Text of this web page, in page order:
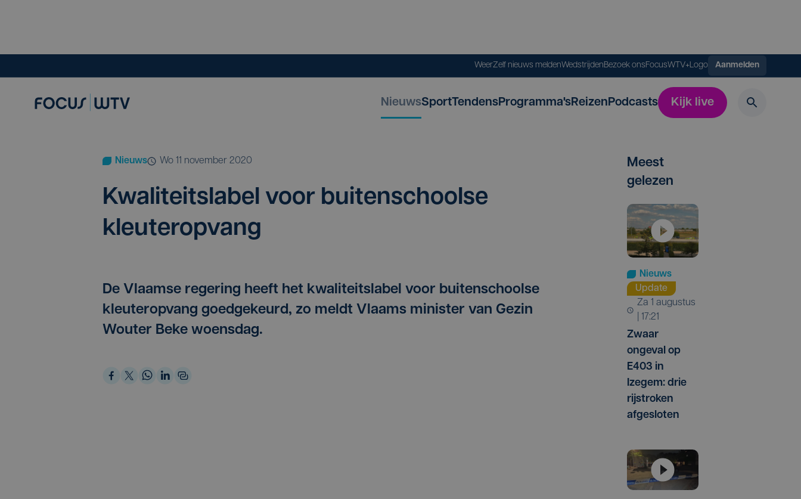
WeerZelf nieuws meldenWedstrijdenBezoek onsFocusWTV+Logo Aanmelden
NieuwsSportTendensProgramma'sReizenPodcasts Kijk live
Nieuws wo 11 november 2020
Kwa­li­teits­la­bel voor bui­ten­school­se
kleuteropvang
De Vlaamse regering heeft het kwaliteitslabel voor buitenschoolse
kleuteropvang goedgekeurd, zo meldt Vlaams minister van Gezin
Wouter Beke woensdag.
Meest
gelezen
Nieuws
Update
za 1 augustus
| 17:21
Zwaar
ongeval op
E403 in
Izegem: drie
rijstroken
afgesloten